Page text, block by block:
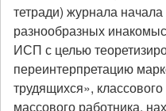
тетради) журнала
разнообразных
ИСП с целью
переинтерпретацию
трудящихся»,
массового работника,